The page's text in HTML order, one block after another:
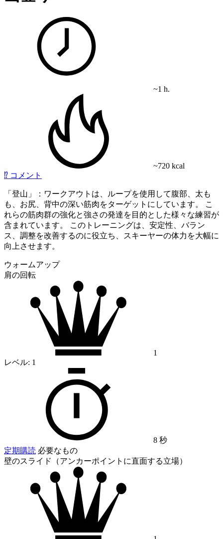
~1 h.
~720 kcal
⁉️ コメント
「登山」：ワークアウトは、ループを使用して腹部、太も
も、お尻、背中の深い筋肉をターゲットにしています。 こ
れらの筋肉群の強化と強さの発達を目的とした様々な練習が
含まれています。 このトレーニングは、安定性、バラン
ス、調整を改善するのに役立ち、スキーヤーの体力を大幅に
向上させます。
ウォームアップ
肩の回転
1
レベル: 1
8 秒
定期購読 必要なもの
壁のスライド（アンカーポイントに直面する立場）